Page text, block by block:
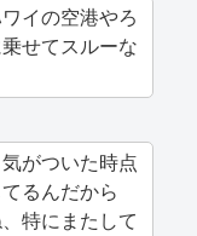
イの空港やろ
せてスルーな
がついた時点
るんだから
特にまたして